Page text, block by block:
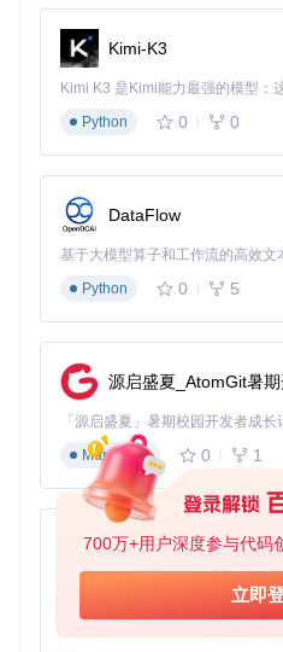
700万+用户深度参与代码
立即
# 进入项目目录
cd
🔴重要提示：确保网络通畅
间，取决于网络速度。
3. 服务启动与后台运行
操作目的：使用Docker
预期结果 ：终端将显示服务启动
容：
Creating network
Creating nofx_backend_1
4. 服务状态验证
操作目的
Kimi-K3
Python
0 0
DataFlow
基于大模型算子和工作流的高效
Python
0 5
源启盛夏_AtomGit暑
Markdown
0 1
py-xiaozhi
Python
0 1